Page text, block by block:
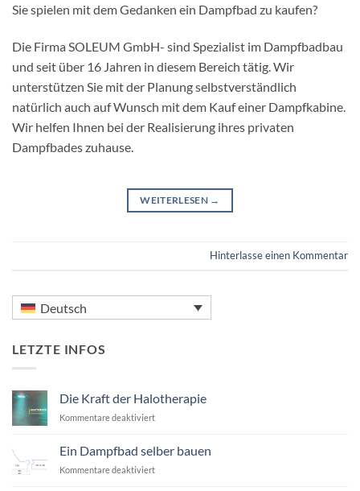
Sie spielen mit dem Gedanken ein Dampfbad zu kaufen?
Die Firma SOLEUM GmbH- sind Spezialist im Dampfbadbau
und seit über 16 Jahren in diesem Bereich tätig. Wir
unterstützen Sie mit der Planung selbstverständlich
natürlich auch auf Wunsch mit dem Kauf einer Dampfkabine.
Wir helfen Ihnen bei der Realisierung ihres privaten
Dampfbades zuhause.
WEITERLESEN →
Hinterlasse einen Kommentar
Deutsch
LETZTE INFOS
Die Kraft der Halotherapie
Kommentare deaktiviertfür
der
Halotherapie
Ein Dampfbad selber bauen
Kommentare deaktiviertfür